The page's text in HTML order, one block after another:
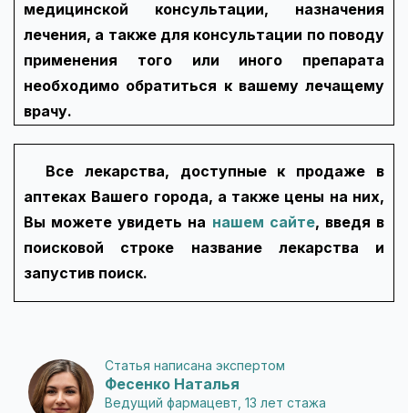
медицинской консультации, назначения
лечения, а также для консультации по поводу
применения того или иного препарата
необходимо обратиться к вашему лечащему
врачу.
Все лекарства, доступные к продаже в
аптеках Вашего города, а также цены на них,
Вы можете увидеть на нашем сайте, введя в
поисковой строке название лекарства и
запустив поиск.
Статья написана экспертом
Фесенко Наталья
Ведущий фармацевт, 13 лет стажа